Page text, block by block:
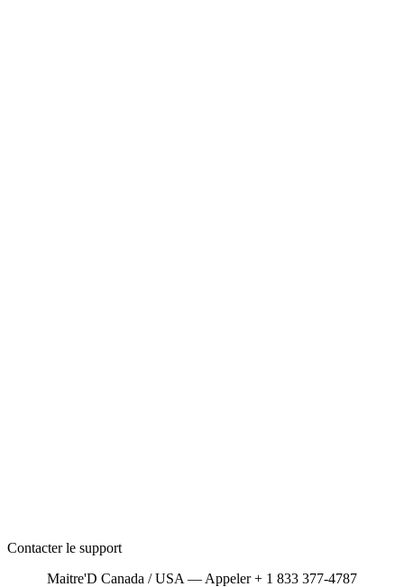
Contacter le support
Maitre'D Canada / USA — Appeler + 1 833 377-4787